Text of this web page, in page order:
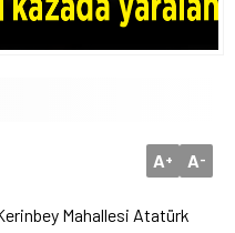
A+ A-
Mahallesi Atatürk